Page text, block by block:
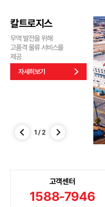
칼트로지스
무역 발전을 위해
고품격 물류 서비스를
제공
자세히보기
1 /2
고객센터
1588-7946